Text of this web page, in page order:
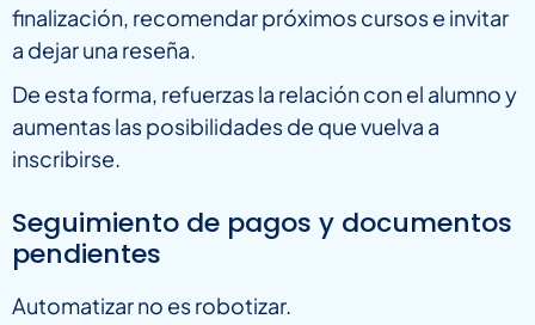
finalización, recomendar próximos cursos e invitar
a dejar una reseña.
De esta forma, refuerzas la relación con el alumno y
aumentas las posibilidades de que vuelva a
inscribirse.
Seguimiento de pagos y documentos
pendientes
Automatizar no es robotizar.